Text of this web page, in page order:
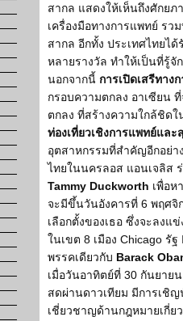
สากล แสดงให้เห็นถึงศักย
เครื่องมือทางการแพทย์ รว
สากล อีกทั้ง ประเทศไทยไ
หลายรางวัล ทำให้เป็นที่รู้จั
นอกจากนี้ การเปิดเสรีทาง
กรอบความตกลง อาเซียน
ตกลง ที่สร้างความใกล้ชิด
ท่องเที่ยวเชิงการแพทย์แล
อุตสาหกรรมที่สำคัญอีกอย่า
ไทยในนครลอส แอนเจลิส
Tammy Duckworth เพื่อห
จะมีขึ้นวันอังคารที่ 6 พฤศจิ
เลือกตั้งของเธอ ซึ่งจะลงแ
ในเขต 8 เมือง Chicago รั
พรรคเดียวกับ Barack
เมื่อวันอาทิตย์ที่ 30 กันยาย
สดผ่านดาวเทียม มีการเชิ
เชี่ยวชาญด้านกฎหมายเกี่ย